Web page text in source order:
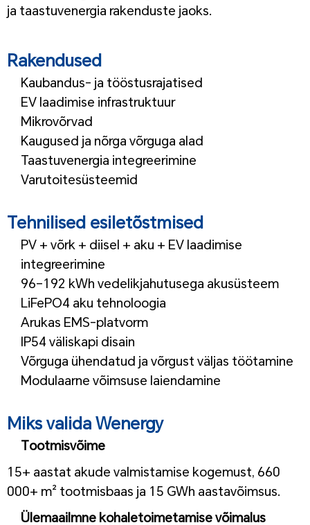
ja taastuvenergia rakenduste jaoks.
Rakendused
Kaubandus- ja tööstusrajatised
EV laadimise infrastruktuur
Mikrovõrvad
Kaugused ja nõrga võrguga alad
Taastuvenergia integreerimine
Varutoitesüsteemid
Tehnilised esiletõstmised
PV + võrk + diisel + aku + EV laadimise
integreerimine
96–192 kWh vedelikjahutusega akusüsteem
LiFePO4 aku tehnoloogia
Arukas EMS-platvorm
IP54 väliskapi disain
Võrguga ühendatud ja võrgust väljas töötamine
Modulaarne võimsuse laiendamine
Miks valida Wenergy
Tootmisvõime
15+ aastat akude valmistamise kogemust, 660
000+ m² tootmisbaas ja 15 GWh aastavõimsus.
Ülemaailmne kohaletoimetamise võimalus